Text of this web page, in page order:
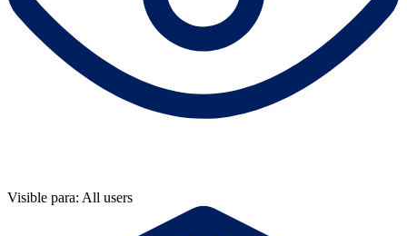
Visible para: All users